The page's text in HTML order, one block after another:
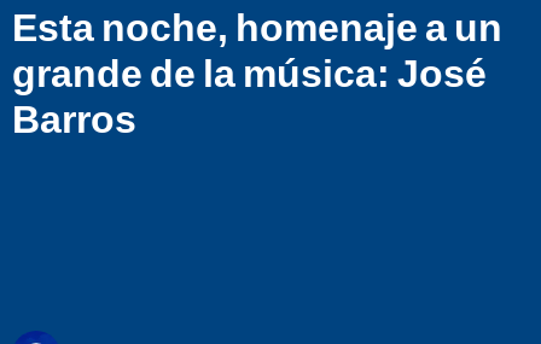
Esta noche, homenaje a un
grande de la música: José
Barros